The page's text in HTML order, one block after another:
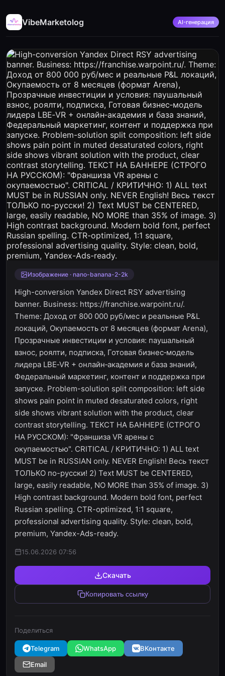
VibeMarketolog AI-генерация
Изображение · nano-banana-2-2k
High-conversion Yandex Direct RSY advertising
banner. Business: https://franchise.warpoint.ru/.
Theme: Доход от 800 000 руб/мес и реальные P&L
локаций, Окупаемость от 8 месяцев (формат Arena),
Прозрачные инвестиции и условия: паушальный
взнос, роялти, подписка, Готовая бизнес‑модель
лидера LBE‑VR + онлайн‑академия и база знаний,
Федеральный маркетинг, контент и поддержка при
запуске. Problem-solution split composition: left side
shows pain point in muted desaturated colors, right
side shows vibrant solution with the product, clear
contrast storytelling. ТЕКСТ НА БАННЕРЕ (СТРОГО
НА РУССКОМ): "Франшиза VR арены с
окупаемостью". CRITICAL / КРИТИЧНО: 1) ALL text
MUST be in RUSSIAN only. NEVER English! Весь текст
ТОЛЬКО по-русски! 2) Text MUST be CENTERED,
large, easily readable, NO MORE than 35% of image. 3)
High contrast background. Modern bold font, perfect
Russian spelling. CTR-optimized, 1:1 square,
professional advertising quality. Style: clean, bold,
premium, Yandex-Ads-ready.
15.06.2026 07:56
Скачать
Копировать ссылку
Поделиться
Telegram WhatsApp
ВКонтакте
Email